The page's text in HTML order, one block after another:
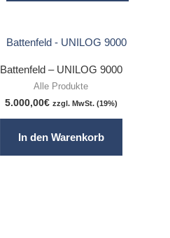
Battenfeld – UNILOG 9000
Alle Produkte
5.000,00€ zzgl. MwSt. (19%)
In den Warenkorb